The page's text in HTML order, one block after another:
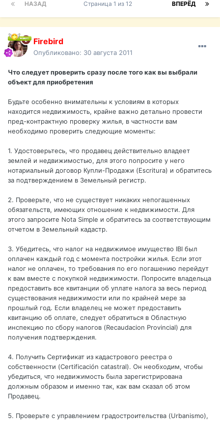
НАЗАД ВПЕРЁД
Страница 1 из 12
Firebird
Опубликовано: 30 августа 2011
Что следует проверить сразу после того как вы выбрали
объект для приобретения
Будьте особенно внимательны к условиям в которых
находится недвижимость, крайне важно детально провести
пред-контрактную проверку жилья, в частности вам
необходимо проверить следующие моменты:
1. Удостоверьтесь, что продавец действительно владеет
землей и недвижимостью, для этого попросите у него
нотариальный договор Купли-Продажи (Escritura) и обратитесь
за подтверждением в Земельный регистр.
2. Проверьте, что не существует никаких непогашенных
обязательств, имеющих отношение к недвижимости. Для
этого запросите Nota Simple и обратитесь за соответствующим
отчетом в Земельный кадастр.
3. Убедитесь, что налог на недвижимое имущество IBI был
оплачен каждый год с момента постройки жилья. Если этот
налог не оплачен, то требования по его погашению перейдут
к вам вместе с покупкой недвижимости. Попросите владельца
предоставить все квитанции об уплате налога за весь период
существования недвижимости или по крайней мере за
прошлый год. Если владелец не может предоставить
квитанцию об оплате, следует обратиться в Областную
инспекцию по сбору налогов (Recaudacion Provincial) для
получения подтверждения.
4. Получить Сертификат из кадастрового реестра о
собственности (Certificación catastral). Он необходим, чтобы
убедиться, что недвижимость была зарегистрирована
должным образом и именно так, как вам сказал об этом
Продавец.
5. Проверьте с управлением градостроительства (Urbanismo),